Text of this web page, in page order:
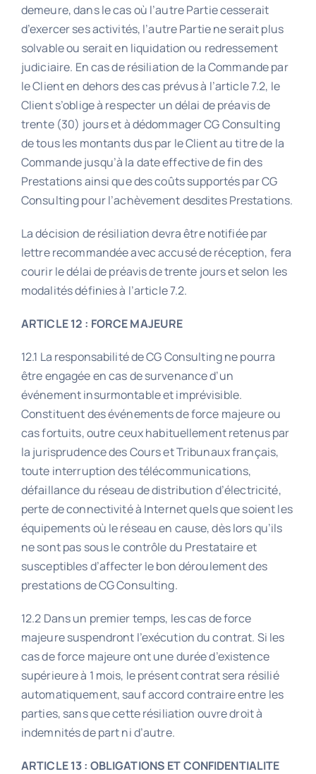
demeure, dans le cas où l’autre Partie cesserait
d’exercer ses activités, l’autre Partie ne serait plus
solvable ou serait en liquidation ou redressement
judiciaire. En cas de résiliation de la Commande par
le Client en dehors des cas prévus à l’article 7.2, le
Client s’oblige à respecter un délai de préavis de
trente (30) jours et à dédommager CG Consulting
de tous les montants dus par le Client au titre de la
Commande jusqu’à la date effective de fin des
Prestations ainsi que des coûts supportés par CG
Consulting pour l’achèvement desdites Prestations.
La décision de résiliation devra être notifiée par
lettre recommandée avec accusé de réception, fera
courir le délai de préavis de trente jours et selon les
modalités définies à l’article 7.2.
ARTICLE 12 : FORCE MAJEURE
12.1 La responsabilité de CG Consulting ne pourra
être engagée en cas de survenance d’un
événement insurmontable et imprévisible.
Constituent des événements de force majeure ou
cas fortuits, outre ceux habituellement retenus par
la jurisprudence des Cours et Tribunaux français,
toute interruption des télécommunications,
défaillance du réseau de distribution d’électricité,
perte de connectivité à Internet quels que soient les
équipements où le réseau en cause, dès lors qu’ils
ne sont pas sous le contrôle du Prestataire et
susceptibles d’affecter le bon déroulement des
prestations de CG Consulting.
12.2 Dans un premier temps, les cas de force
majeure suspendront l’exécution du contrat. Si les
cas de force majeure ont une durée d’existence
supérieure à 1 mois, le présent contrat sera résilié
automatiquement, sauf accord contraire entre les
parties, sans que cette résiliation ouvre droit à
indemnités de part ni d’autre.
ARTICLE 13 : OBLIGATIONS ET CONFIDENTIALITE